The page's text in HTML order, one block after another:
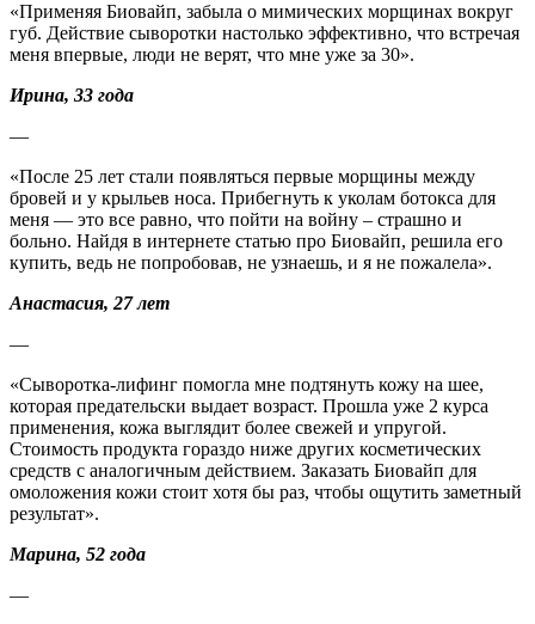
«Применяя Биовайп, забыла о мимических морщинах вокруг
губ. Действие сыворотки настолько эффективно, что встречая
меня впервые, люди не верят, что мне уже за 30».
Ирина, 33 года
—
«После 25 лет стали появляться первые морщины между
бровей и у крыльев носа. Прибегнуть к уколам ботокса для
меня — это все равно, что пойти на войну – страшно и
больно. Найдя в интернете статью про Биовайп, решила его
купить, ведь не попробовав, не узнаешь, и я не пожалела».
Анастасия, 27 лет
—
«Сыворотка-лифинг помогла мне подтянуть кожу на шее,
которая предательски выдает возраст. Прошла уже 2 курса
применения, кожа выглядит более свежей и упругой.
Стоимость продукта гораздо ниже других косметических
средств с аналогичным действием. Заказать Биовайп для
омоложения кожи стоит хотя бы раз, чтобы ощутить заметный
результат».
Марина, 52 года
—